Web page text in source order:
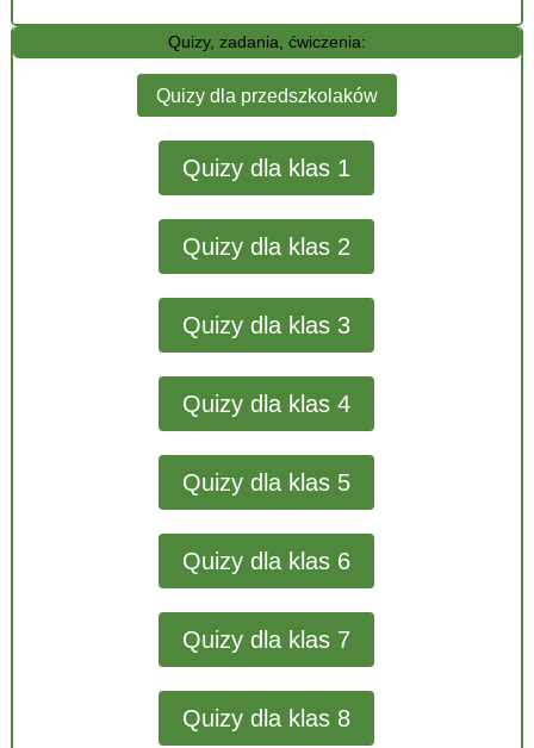
Quizy, zadania, ćwiczenia:
Quizy dla przedszkolaków
Quizy dla klas 1
Quizy dla klas 2
Quizy dla klas 3
Quizy dla klas 4
Quizy dla klas 5
Quizy dla klas 6
Quizy dla klas 7
Quizy dla klas 8